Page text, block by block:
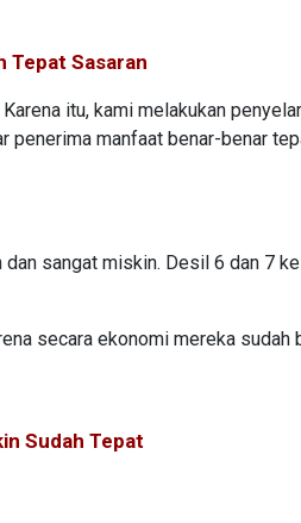
Tepat Sasaran
itu, kami melakukan
penerima manfaat benar-benar
sangat miskin. Desil 6 dan 7
secara ekonomi mereka sudah
Sudah Tepat